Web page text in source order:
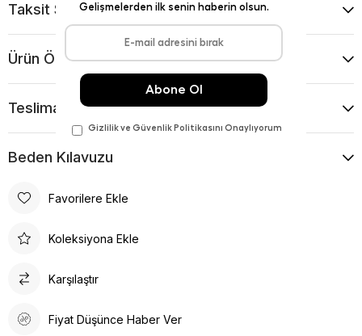
Taksit Seçenekleri
Ürün Önerileri
Teslimat Ve İade Koşulları
Beden Kılavuzu
Favorilere Ekle
Koleksiyona Ekle
Karşılaştır
Fiyat Düşünce Haber Ver